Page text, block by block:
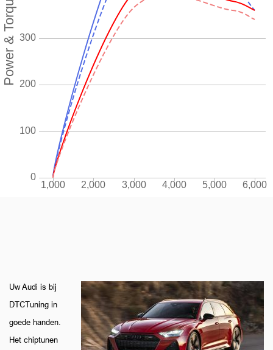
Uw Audi is bij
DTCTuning in
goede handen.
Het chiptunen